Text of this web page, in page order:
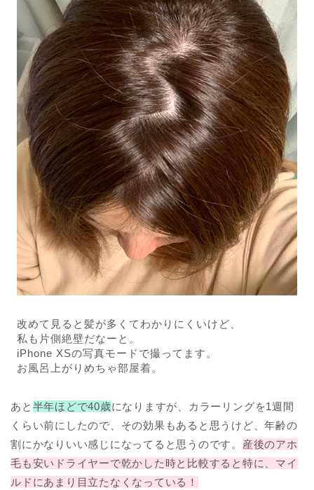
改めて見ると髪が多くてわかりにくいけど、
私も片側絶壁だなーと。
iPhone XSの写真モードで撮ってます。
お風呂上がりめちゃ部屋着。
あと 半年ほどで40歳になりますが、カラーリングを1週間
くらい前にしたので、その効果もあると思うけど、年齢の
割にかなりいい感じになってると思うのです。 産後のアホ
毛も安いドライヤーで乾かした時と比較すると特に、マイ
ルドにあまり目立たなくなっている！